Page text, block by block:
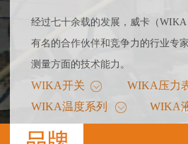
经过七十余载的发展，威卡（
有名的合作伙伴和竞争力的行业专
测量方面的技术能力。
WIKA开关 WIKA压力
WIKA温度系列
WIKA